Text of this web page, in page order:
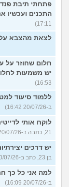
פתחתי תיבת
התכנים ועכשיו
17:11)
לצאת מהצבא על
חלום שחוזר על
יש משמעות
16:53)
ללמוד סיעוד
ב-20/07/26 16:42)
לוקח אותי
21, כתבה ב-20/07/26 16:31)
יש דרכים
בן 23, כתב ב-20/07/26 16:20)
למה אני כל כך
ב-20/07/26 16:09)